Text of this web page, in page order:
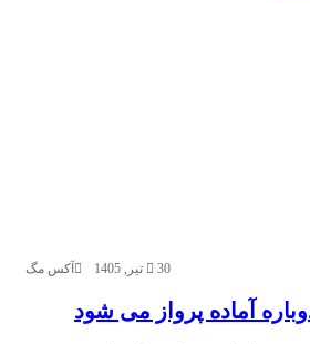
آکس مگ 30 تیر, 1405
آماده پرواز می‌ شود